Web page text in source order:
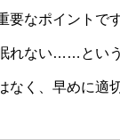
要なポイント
れない……という
なく、早めに適